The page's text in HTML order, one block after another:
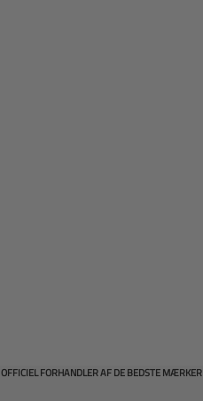
OFFICIEL FORHANDLER AF DE BEDSTE MÆRKER